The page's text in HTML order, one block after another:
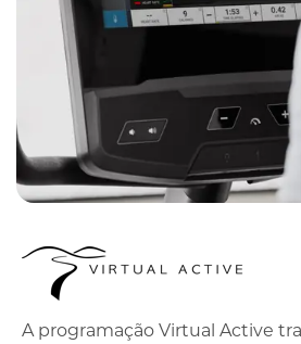
A programação Virtual Active